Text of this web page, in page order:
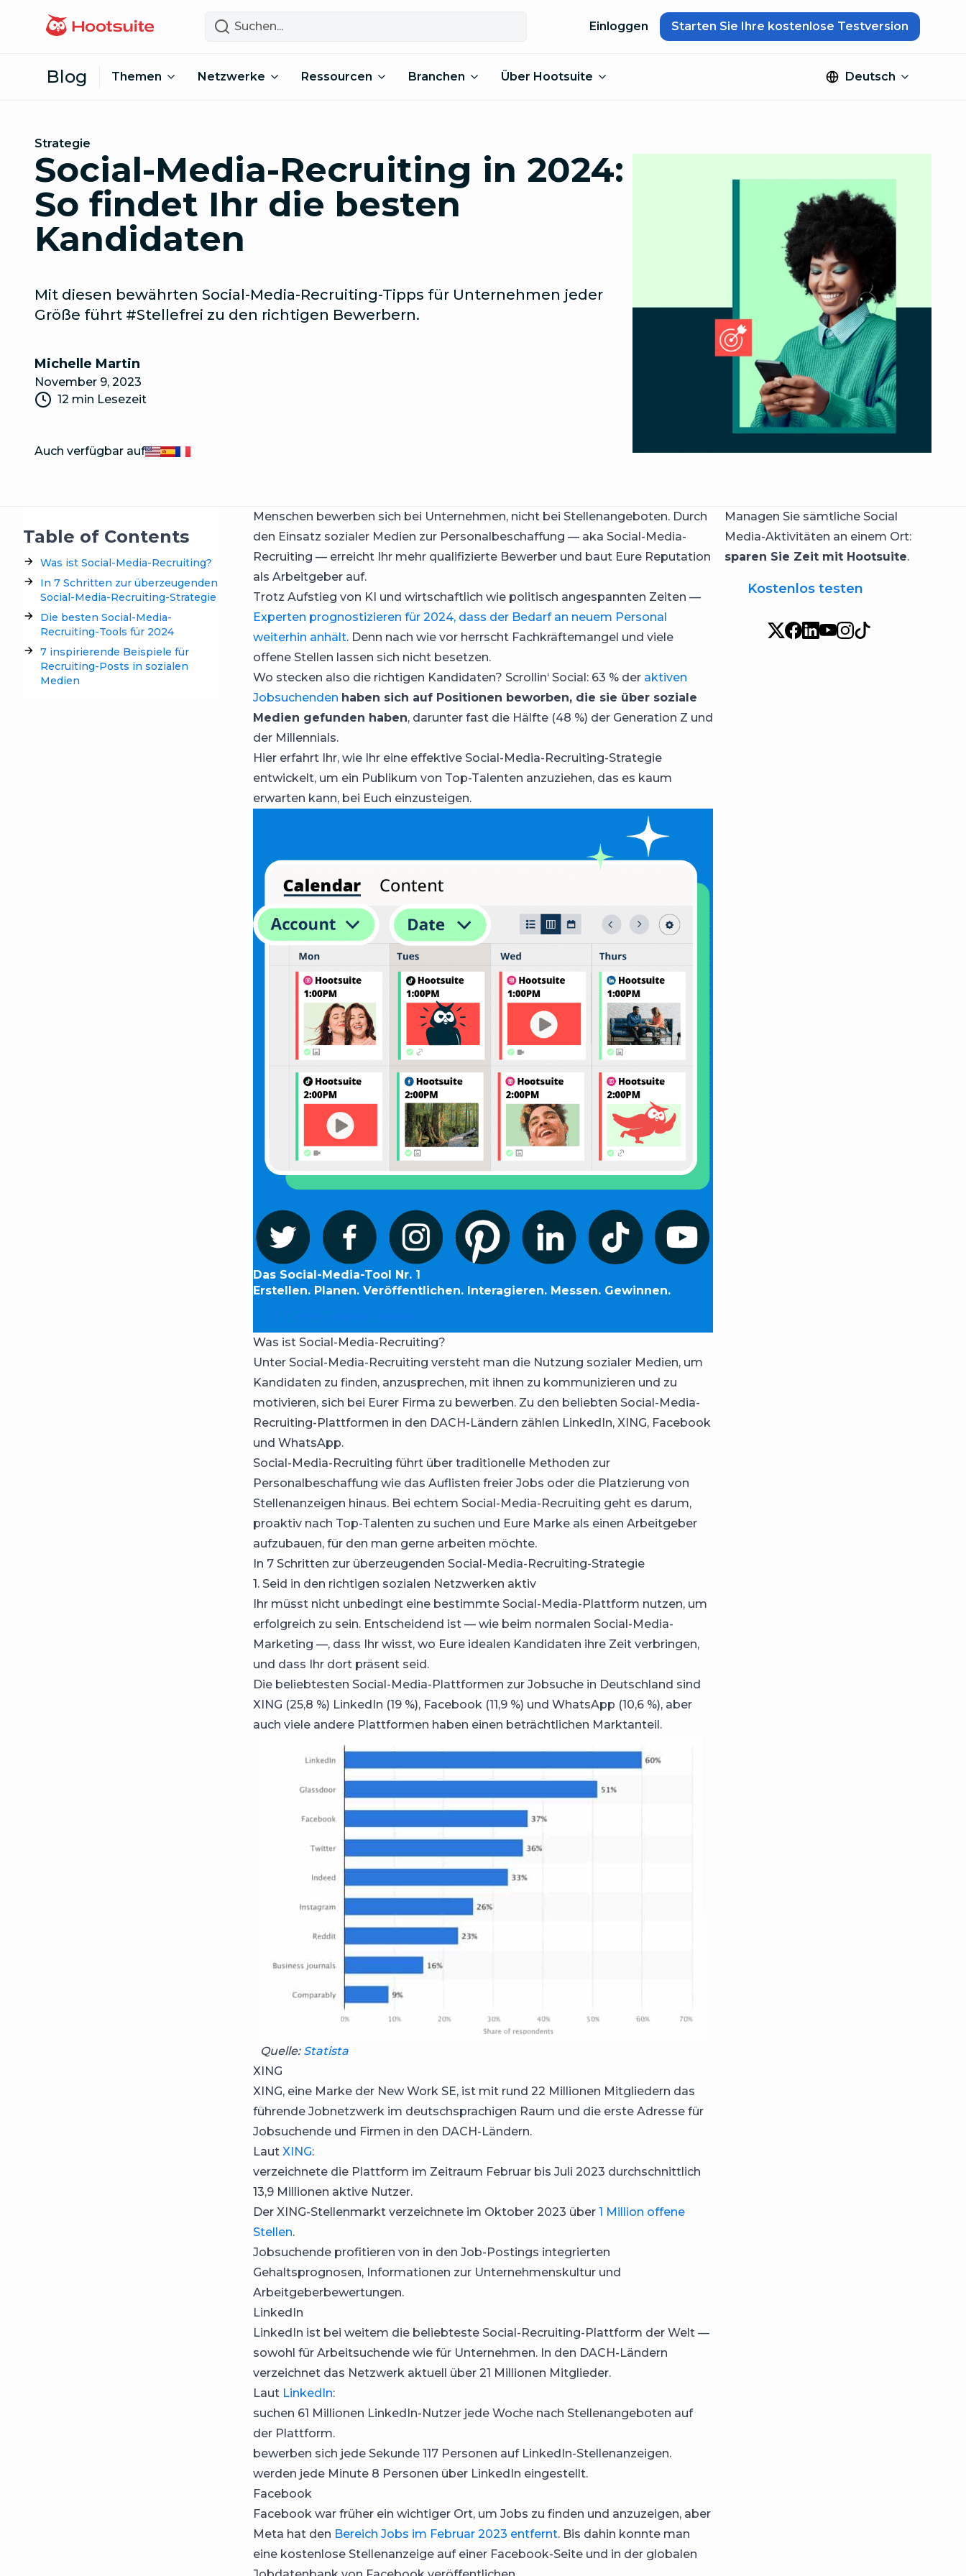
Suchen
Einloggen Starten Sie Ihre kostenlose Testversion
Blog Themen Netzwerke Ressourcen Branchen Über Hootsuite Deutsch
Strategie
Social-Media-Recruiting in 2024:
So findet Ihr die besten
Kandidaten
Mit diesen bewährten Social-Media-Recruiting-Tipps für Unternehmen jeder
Größe führt #Stellefrei zu den richtigen Bewerbern.
Michelle Martin
November 9, 2023
12 min Lesezeit
Auch verfügbar aufEnglish
Español
Français
Table of Contents
Was ist Social-Media-Recruiting?
In 7 Schritten zur überzeugenden
Social-Media-Recruiting-Strategie
Die besten Social-Media-
Recruiting-Tools für 2024
7 inspirierende Beispiele für
Recruiting-Posts in sozialen
Medien
Menschen bewerben sich bei Unternehmen, nicht bei Stellenangeboten. Durch
den Einsatz sozialer Medien zur Personalbeschaffung — aka Social-Media-
Recruiting — erreicht Ihr mehr qualifizierte Bewerber und baut Eure Reputation
als Arbeitgeber auf.
Trotz Aufstieg von KI und wirtschaftlich wie politisch angespannten Zeiten —
Experten prognostizieren für 2024, dass der Bedarf an neuem Personal
weiterhin anhält. Denn nach wie vor herrscht Fachkräftemangel und viele
offene Stellen lassen sich nicht besetzen.
Wo stecken also die richtigen Kandidaten? Scrollin‘ Social: 63 % der aktiven
Jobsuchenden haben sich auf Positionen beworben, die sie über soziale
Medien gefunden haben, darunter fast die Hälfte (48 %) der Generation Z und
der Millennials.
Hier erfahrt Ihr, wie Ihr eine effektive Social-Media-Recruiting-Strategie
entwickelt, um ein Publikum von Top-Talenten anzuziehen, das es kaum
erwarten kann, bei Euch einzusteigen.
Das Social-Media-Tool Nr. 1
Erstellen. Planen. Veröffentlichen. Interagieren. Messen. Gewinnen.
Was ist Social-Media-Recruiting?
Unter Social-Media-Recruiting versteht man die Nutzung sozialer Medien, um
Kandidaten zu finden, anzusprechen, mit ihnen zu kommunizieren und zu
motivieren, sich bei Eurer Firma zu bewerben. Zu den beliebten Social-Media-
Recruiting-Plattformen in den DACH-Ländern zählen LinkedIn, XING, Facebook
und WhatsApp.
Social-Media-Recruiting führt über traditionelle Methoden zur
Personalbeschaffung wie das Auflisten freier Jobs oder die Platzierung von
Stellenanzeigen hinaus. Bei echtem Social-Media-Recruiting geht es darum,
proaktiv nach Top-Talenten zu suchen und Eure Marke als einen Arbeitgeber
aufzubauen, für den man gerne arbeiten möchte.
In 7 Schritten zur überzeugenden Social-Media-Recruiting-Strategie
1. Seid in den richtigen sozialen Netzwerken aktiv
Ihr müsst nicht unbedingt eine bestimmte Social-Media-Plattform nutzen, um
erfolgreich zu sein. Entscheidend ist — wie beim normalen Social-Media-
Marketing —, dass Ihr wisst, wo Eure idealen Kandidaten ihre Zeit verbringen,
und dass Ihr dort präsent seid.
Die beliebtesten Social-Media-Plattformen zur Jobsuche in Deutschland sind
XING (25,8 %) LinkedIn (19 %), Facebook (11,9 %) und WhatsApp (10,6 %), aber
auch viele andere Plattformen haben einen beträchtlichen Marktanteil.
Quelle: Statista
XING
XING, eine Marke der New Work SE, ist mit rund 22 Millionen Mitgliedern das
führende Jobnetzwerk im deutschsprachigen Raum und die erste Adresse für
Jobsuchende und Firmen in den DACH-Ländern.
Laut XING:
verzeichnete die Plattform im Zeitraum Februar bis Juli 2023 durchschnittlich
13,9 Millionen aktive Nutzer.
Der XING-Stellenmarkt verzeichnete im Oktober 2023 über 1 Million offene
Stellen.
Jobsuchende profitieren von in den Job-Postings integrierten
Gehaltsprognosen, Informationen zur Unternehmenskultur und
Arbeitgeberbewertungen.
LinkedIn
LinkedIn ist bei weitem die beliebteste Social-Recruiting-Plattform der Welt —
sowohl für Arbeitsuchende wie für Unternehmen. In den DACH-Ländern
verzeichnet das Netzwerk aktuell über 21 Millionen Mitglieder.
Laut LinkedIn:
suchen 61 Millionen LinkedIn-Nutzer jede Woche nach Stellenangeboten auf
der Plattform.
bewerben sich jede Sekunde 117 Personen auf LinkedIn-Stellenanzeigen.
werden jede Minute 8 Personen über LinkedIn eingestellt.
Facebook
Facebook war früher ein wichtiger Ort, um Jobs zu finden und anzuzeigen, aber
Meta hat den Bereich Jobs im Februar 2023 entfernt. Bis dahin konnte man
eine kostenlose Stellenanzeige auf einer Facebook-Seite und in der globalen
Managen Sie sämtliche Social
Media-Aktivitäten an einem Ort:
sparen Sie Zeit mit Hootsuite.
Kostenlos testen